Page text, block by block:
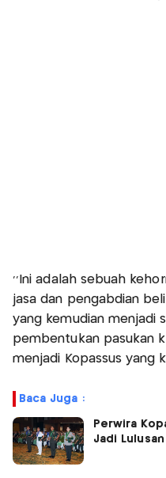
‘’Ini adalah sebuah
jasa dan pengabdian
yang kemudian menjadi
pembentukan pasukan
menjadi Kopassus yang
Baca Juga :
Perwira
Jadi